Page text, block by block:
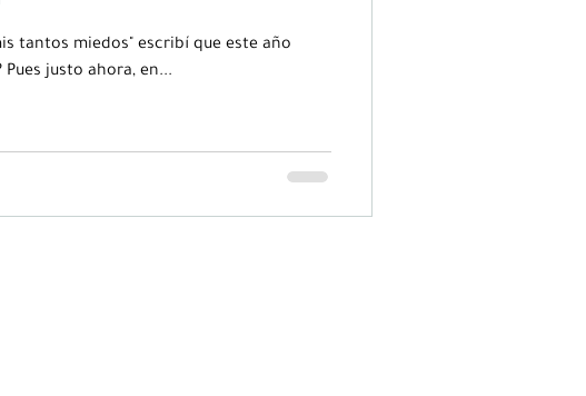
tantos miedos" escribí que este año
haría la cura ayurvédica Panchakarma? Pues justo ahora, en...